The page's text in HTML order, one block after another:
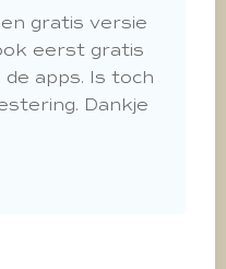
gratis versie
eerst gratis
apps. Is toch
Dankje